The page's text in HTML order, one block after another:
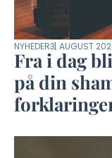
NYHEDER3. AUGUST
Fra i dag
på din